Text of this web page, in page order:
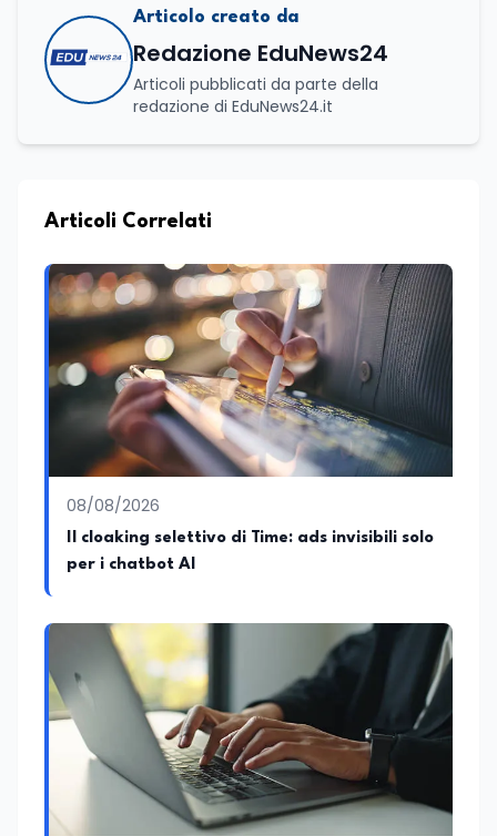
Articolo creato da
Redazione EduNews24
Articoli pubblicati da parte della
redazione di EduNews24.it
Articoli Correlati
08/08/2026
Il cloaking selettivo di Time: ads invisibili solo
per i chatbot AI